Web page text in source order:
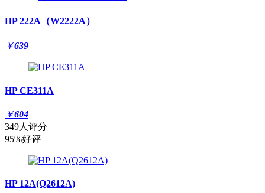
HP 222A（W2222A）
￥639
HP CE311A
￥604
349人评分
95%好评
HP 12A(Q2612A)